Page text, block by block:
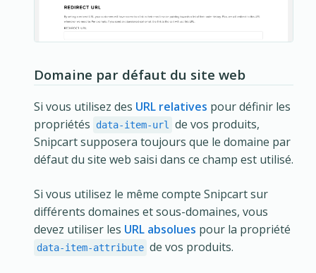
Domaine par défaut du site web
Si vous utilisez des URL relatives pour définir les
propriétés
data-item-url de vos produits,
Snipcart supposera toujours que le domaine par
défaut du site web saisi dans ce champ est utilisé.
Si vous utilisez le même compte Snipcart sur
différents domaines et sous-domaines, vous
devez utiliser les URL absolues pour la propriété
data-item-attribute de vos produits.